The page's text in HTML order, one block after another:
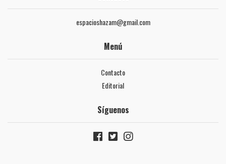
espacioshazam@gmail.com
Menú
Contacto
Editorial
Síguenos